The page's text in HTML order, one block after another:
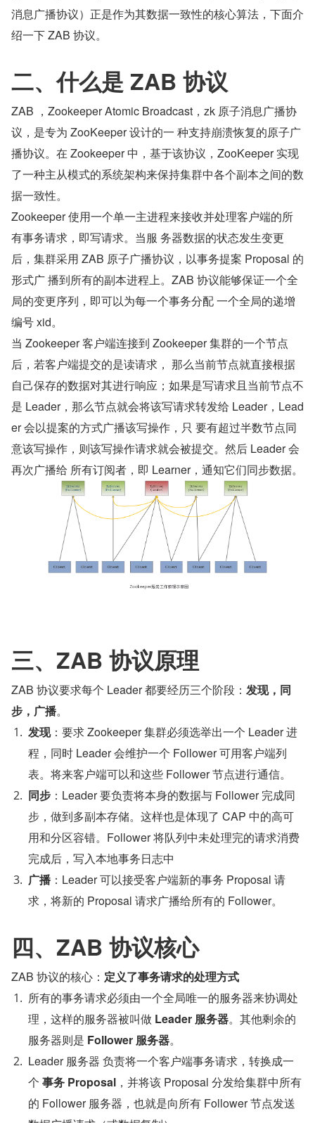
消息广播协议）正是作为其数据一致性的核心算法，下面介
绍一下 ZAB 协议。
二、什么是 ZAB 协议
ZAB ，Zookeeper Atomic Broadcast，zk 原子消息广播协
议，是专为 ZooKeeper 设计的一 种支持崩溃恢复的原子广
播协议。在 Zookeeper 中，基于该协议，ZooKeeper 实现
了一种主从模式的系统架构来保持集群中各个副本之间的数
据一致性。
Zookeeper 使用一个单一主进程来接收并处理客户端的所
有事务请求，即写请求。当服 务器数据的状态发生变更
后，集群采用 ZAB 原子广播协议，以事务提案 Proposal 的
形式广 播到所有的副本进程上。ZAB 协议能够保证一个全
局的变更序列，即可以为每一个事务分配 一个全局的递增
编号 xid。
当 Zookeeper 客户端连接到 Zookeeper 集群的一个节点
后，若客户端提交的是读请求， 那么当前节点就直接根据
自己保存的数据对其进行响应；如果是写请求且当前节点不
是 Leader，那么节点就会将该写请求转发给 Leader，Lead
er 会以提案的方式广播该写操作，只 要有超过半数节点同
意该写操作，则该写操作请求就会被提交。然后 Leader 会
再次广播给 所有订阅者，即 Learner，通知它们同步数据。
三、ZAB 协议原理
ZAB 协议要求每个 Leader 都要经历三个阶段： 发现，同
步，广播。
发现：要求 Zookeeper 集群必须选举出一个 Leader 进
程，同时 Leader 会维护一个 Follower 可用客户端列
表。将来客户端可以和这些 Follower 节点进行通信。
同步 ：Leader 要负责将本身的数据与 Follower 完成同
步，做到多副本存储。这样也是体现了 CAP 中的高可
用和分区容错。Follower 将队列中未处理完的请求消费
完成后，写入本地事务日志中
广播 ：Leader 可以接受客户端新的事务 Proposal 请
求，将新的 Proposal 请求广播给所有的 Follower。
四、ZAB 协议核心
ZAB 协议的核心： 定义了事务请求的处理方式
所有的事务请求必须由一个全局唯一的服务器来协调处
理，这样的服务器被叫做 Leader 服务器。其他剩余的
服务器则是 Follower 服务器。
Leader 服务器 负责将一个客户端事务请求，转换成一
个 事务 Proposal ，并将该 Proposal 分发给集群中所有
的 Follower 服务器，也就是向所有 Follower 节点发送